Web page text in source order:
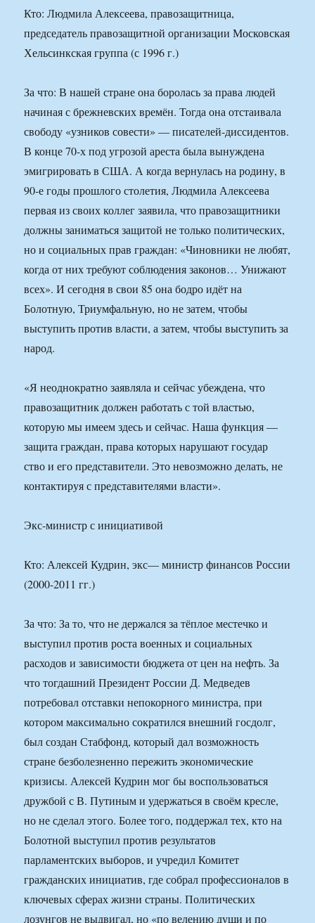
Кто: Людмила Алексеева, правозащитница,
председатель правозащитной организации Московская
Хельсинкская группа (с 1996 г.)
За что: В нашей стране она боролась за права людей
начиная с брежневских времён. Тогда она отстаивала
свободу «узников совести» — писателей-диссидентов.
В конце 70-х под угрозой ареста была вынуждена
эмигрировать в США. А когда вернулась на родину, в
90-е годы прошлого столетия, Людмила Алексеева
первая из своих коллег заявила, что правозащитники
должны заниматься защитой не только политических,
но и социальных прав граждан: «Чиновники не любят,
когда от них требуют соблюдения законов… Унижают
всех». И сегодня в свои 85 она бодро идёт на
Болотную, Триумфальную, но не затем, чтобы
выступить против власти, а затем, чтобы выступить за
народ.
«Я неоднократно заявляла и сейчас убеждена, что
правозащитник должен работать с той властью,
которую мы имеем здесь и сейчас. Наша функция —
защита граждан, права которых нарушают государ
ство и его представители. Это невозможно делать, не
контактируя с представителями власти».
Экс-министр с инициативой
Кто: Алексей Кудрин, экс— министр финансов России
(2000-2011 гг.)
За что: За то, что не держался за тёплое местечко и
выступил против роста военных и социальных
расходов и зависимости бюджета от цен на нефть. За
что тогдашний Президент России Д. Медведев
потребовал отставки непокорного министра, при
котором максимально сократился внешний госдолг,
был создан Стабфонд, который дал возможность
стране безболезненно пережить экономические
кризисы. Алексей Кудрин мог бы воспользоваться
дружбой с В. Путиным и удержаться в своём кресле,
но не сделал этого. Более того, поддержал тех, кто на
Болотной выступил против результатов
парламентских выборов, и учредил Комитет
гражданских инициатив, где собрал профессионалов в
ключевых сферах жизни страны. Политических
лозунгов не выдвигал, но «по велению души и по